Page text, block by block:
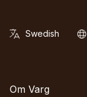
Om Varg